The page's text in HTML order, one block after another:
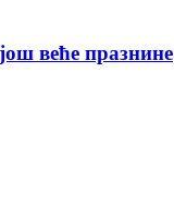
веће празнине